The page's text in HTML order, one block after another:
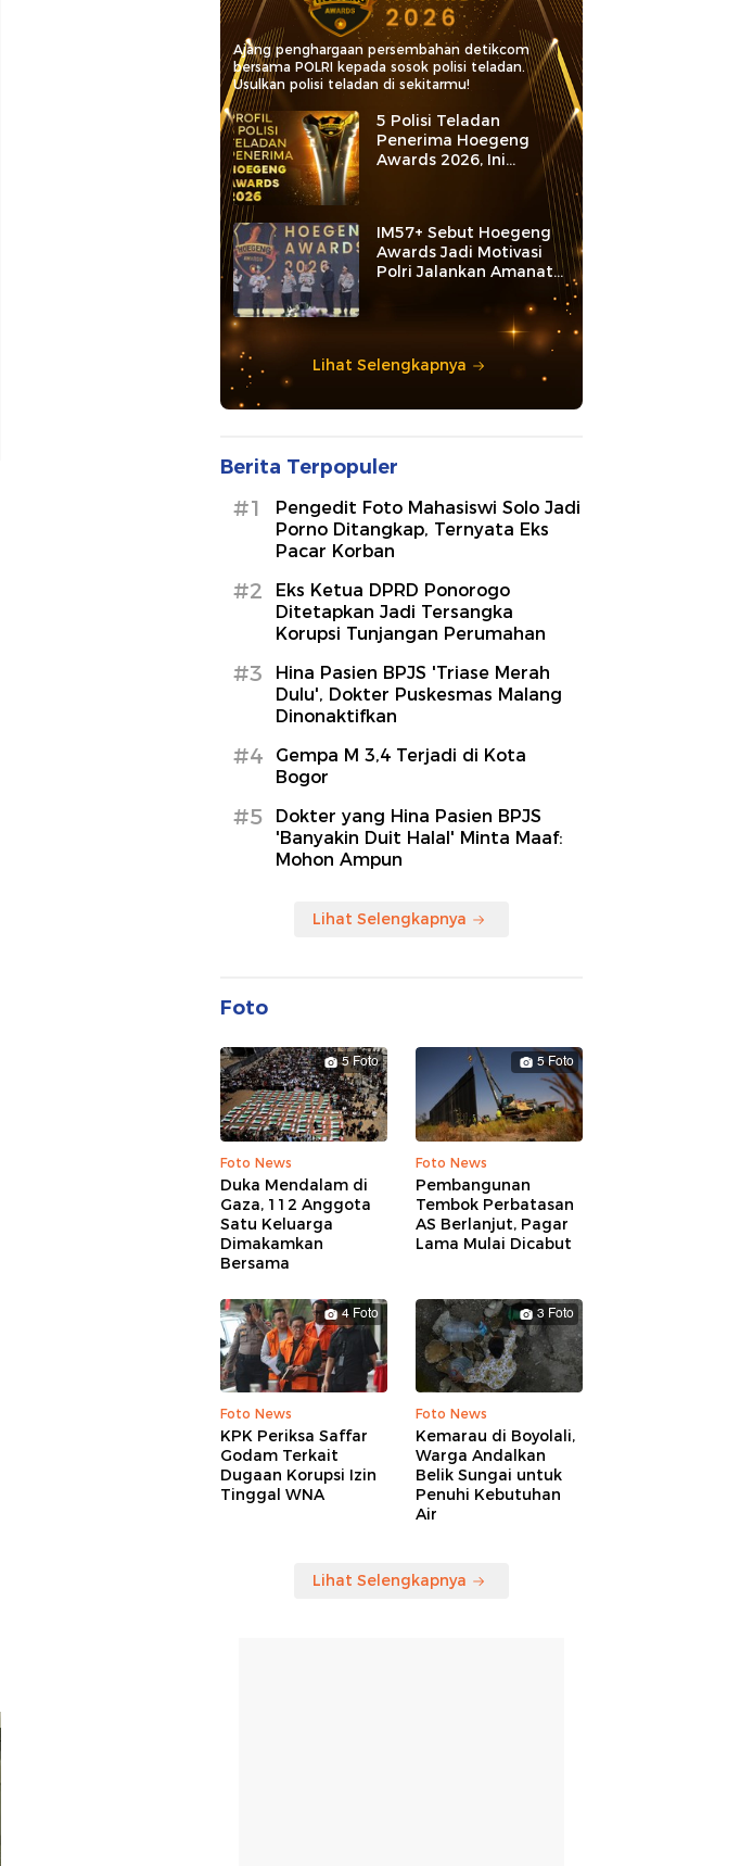
Ajang penghargaan persembahan detikcom
bersama POLRI kepada sosok polisi teladan.
Usulkan polisi teladan di sekitarmu!
5 Polisi Teladan
Penerima Hoegeng
Awards 2026, Ini
Kategori dan Kiprahnya
IM57+ Sebut Hoegeng
Awards Jadi Motivasi
Polri Jalankan Amanat
Lihat Selengkapnya
Berita Terpopuler
#1
Pengedit Foto Mahasiswi Solo Jadi
Porno Ditangkap, Ternyata Eks
Pacar Korban
#2
Eks Ketua DPRD Ponorogo
Ditetapkan Jadi Tersangka
Korupsi Tunjangan Perumahan
#3
Hina Pasien BPJS 'Triase Merah
Dulu', Dokter Puskesmas Malang
Dinonaktifkan
#4
Gempa M 3,4 Terjadi di Kota
Bogor
#5
Dokter yang Hina Pasien BPJS
'Banyakin Duit Halal' Minta Maaf:
Mohon Ampun
Lihat Selengkapnya
Foto
5 Foto
Foto News
Duka Mendalam di
Gaza, 112 Anggota
Satu Keluarga
Dimakamkan
Bersama
5 Foto
Foto News
Pembangunan
Tembok Perbatasan
AS Berlanjut, Pagar
Lama Mulai Dicabut
4 Foto
Foto News
KPK Periksa Saffar
Godam Terkait
Dugaan Korupsi Izin
Tinggal WNA
3 Foto
Foto News
Kemarau di Boyolali,
Warga Andalkan
Belik Sungai untuk
Penuhi Kebutuhan
Air
Lihat Selengkapnya